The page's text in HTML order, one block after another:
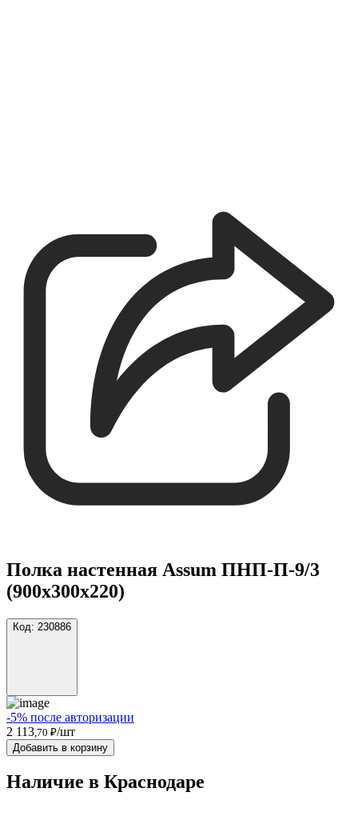
Полка настенная Assum ПНП-П-9/3
(900х300х220)
Код: 230886
-5% после авторизации
2 113 ,70 ₽/шт
Добавить в корзину
Наличие в Краснодарe